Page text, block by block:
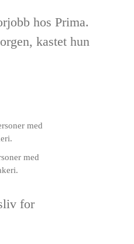
hos Prima.
kastet hun
med
for